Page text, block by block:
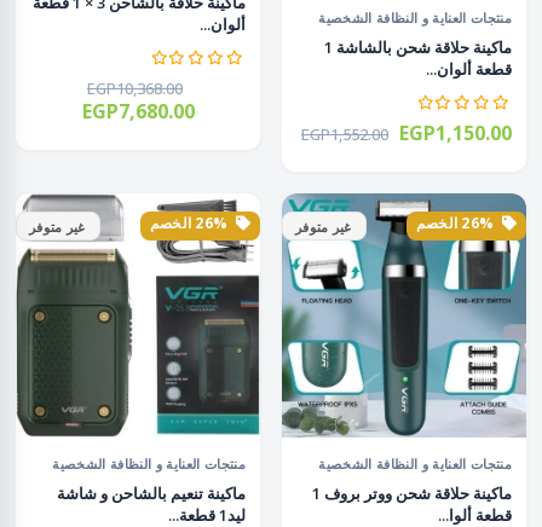
منتجات العناية و النظافة الشخصية
ماكينة حلاقة شحن بالشاشة 1
قطعة ألوان...
EGP1,552.00 EGP1,150.00
ألوان...
EGP10,368.00
EGP7,680.00
غير متوفر
منتجات العناية و النظافة الشخصية
ماكينة حلاقة شحن ووتر بروف 1
قطعة ألوا...
غير متوفر
منتجات العناية و النظافة الشخصية
ماكينة تنعيم بالشاحن و شاشة
ليد1 قطعة...